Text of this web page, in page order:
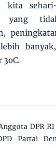
kita
yang
3oC.
DPR
Partai